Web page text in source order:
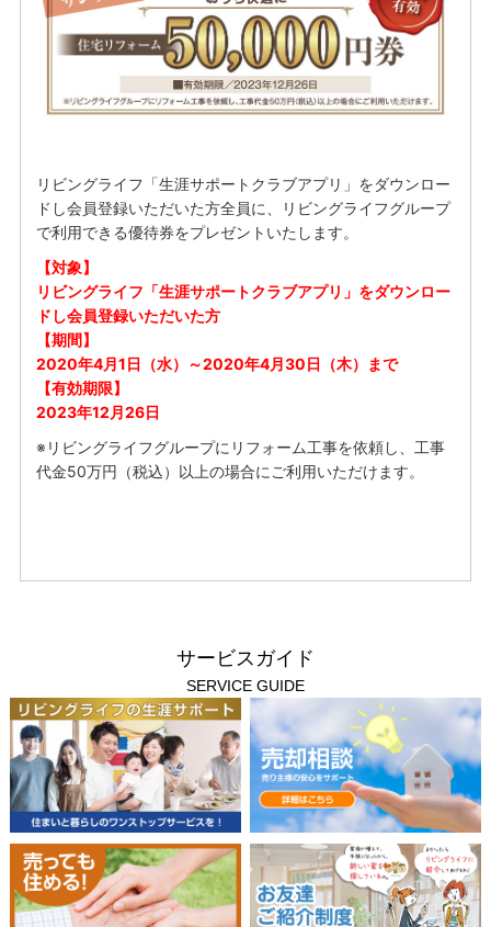
リビングライフ「生涯サポートクラブアプリ」をダウンロー
ドし会員登録いただいた方全員に、リビングライフグループ
で利用できる優待券をプレゼントいたします。
【対象】
リビングライフ「生涯サポートクラブアプリ」をダウンロー
ドし会員登録いただいた方
【期間】
2020年4月1日（水）～2020年4月30日（木）まで
【有効期限】
2023年12月26日
※リビングライフグループにリフォーム工事を依頼し、工事
代金50万円（税込）以上の場合にご利用いただけます。
サービスガイド
SERVICE GUIDE